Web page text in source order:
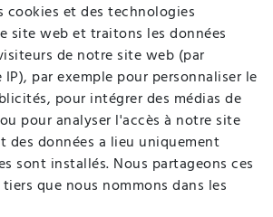
ici
cookies et des technologies
site web et traitons les données
de notre site web (par
par exemple pour personnaliser le
pour intégrer des médias de
pour analyser l'accès à notre site
des données a lieu uniquement
sont installés. Nous partageons ces
que nous nommons dans les